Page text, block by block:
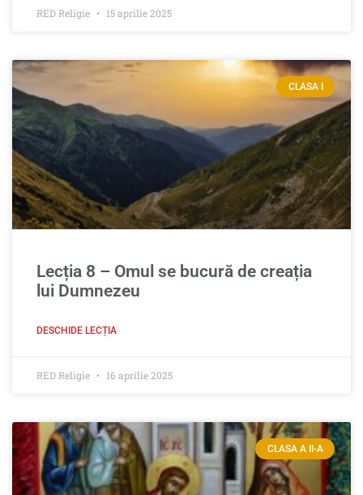
RED Religie 15 aprilie 2025
CLASA I
Lecția 8 – Omul se bucură de creația
lui Dumnezeu
DESCHIDE LECȚIA
RED Religie 16 aprilie 2025
CLASA A II-A